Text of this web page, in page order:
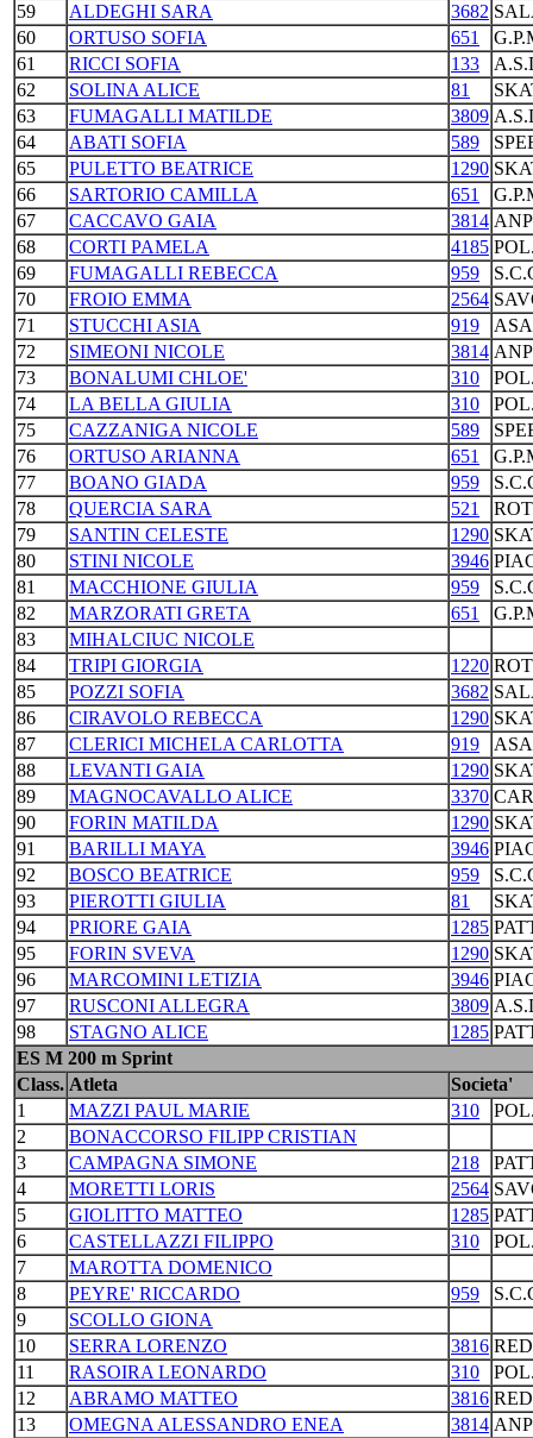
59
ALDEGHI SARA 3682
60
ORTUSO SOFIA 651
61
RICCI SOFIA 133
62
SOLINA ALICE 81
63
FUMAGALLI MATILDE 3809
64
ABATI SOFIA 589
65
PULETTO BEATRICE 1290
66
SARTORIO CAMILLA 651
67
CACCAVO GAIA 3814
68
CORTI PAMELA 4185
69
FUMAGALLI REBECCA 959
70
FROIO EMMA 2564
71
STUCCHI ASIA 919
ASA
72
SIMEONI NICOLE 3814
73
BONALUMI CHLOE' 310
74
LA BELLA GIULIA 310
75
CAZZANIGA NICOLE 589
76
ORTUSO ARIANNA 651
77
BOANO GIADA 959
78
QUERCIA SARA 521
79
SANTIN CELESTE 1290
80
STINI NICOLE 3946
81
MACCHIONE GIULIA 959
82
MARZORATI GRETA 651
83
MIHALCIUC NICOLE
84
TRIPI GIORGIA 1220
85
POZZI SOFIA 3682
86
CIRAVOLO REBECCA 1290
87
CLERICI MICHELA CARLOTTA 919
ASA
88
LEVANTI GAIA 1290
89
MAGNOCAVALLO ALICE 3370
90
FORIN MATILDA 1290
91
BARILLI MAYA 3946
92
BOSCO BEATRICE 959
93
PIEROTTI GIULIA 81
94
PRIORE GAIA 1285
95
FORIN SVEVA 1290
96
MARCOMINI LETIZIA 3946
97
RUSCONI ALLEGRA 3809
98
STAGNO ALICE 1285
ES M 200 m Sprint
Class. Atleta
Societa'
1
MAZZI PAUL MARIE 310
2
BONACCORSO FILIPP CRISTIAN
3
CAMPAGNA SIMONE 218
4
MORETTI LORIS 2564
5
GIOLITTO MATTEO 1285
6
CASTELLAZZI FILIPPO 310
7
MAROTTA DOMENICO
8
PEYRE' RICCARDO 959
9
SCOLLO GIONA
10
SERRA LORENZO 3816
11
RASOIRA LEONARDO 310
12
ABRAMO MATTEO 3816
13
OMEGNA ALESSANDRO ENEA 3814